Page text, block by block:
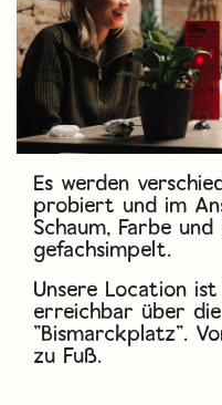
Es werden
probiert und im
Schaum, Farbe und
gefachsimpelt.
Unsere Location
erreichbar über
"Bismarckplatz".
zu Fuß.